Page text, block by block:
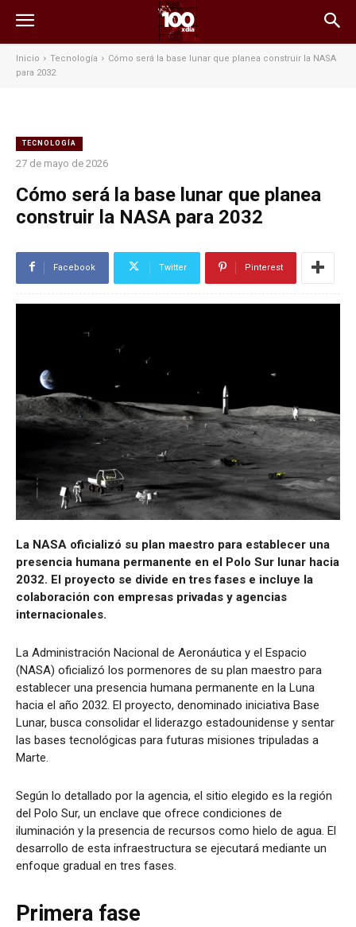
Inicio Tecnología
Cómo será la base lunar que planea construir la NASA
para 2032
TECNOLOGÍA
27 de mayo de 2026
Cómo será la base lunar que planea
construir la NASA para 2032
Facebook Twitter Pinterest
La NASA oficializó su plan maestro para establecer una
presencia humana permanente en el Polo Sur lunar hacia
2032. El proyecto se divide en tres fases e incluye la
colaboración con empresas privadas y agencias
internacionales.
La Administración Nacional de Aeronáutica y el Espacio
(NASA) oficializó los pormenores de su plan maestro para
establecer una presencia humana permanente en la Luna
hacia el año 2032. El proyecto, denominado iniciativa Base
Lunar, busca consolidar el liderazgo estadounidense y sentar
las bases tecnológicas para futuras misiones tripuladas a
Marte.
Según lo detallado por la agencia, el sitio elegido es la región
del Polo Sur, un enclave que ofrece condiciones de
iluminación y la presencia de recursos como hielo de agua. El
desarrollo de esta infraestructura se ejecutará mediante un
enfoque gradual en tres fases.
Primera fase